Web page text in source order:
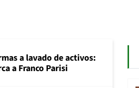
a lavado de activos:
a Franco Parisi